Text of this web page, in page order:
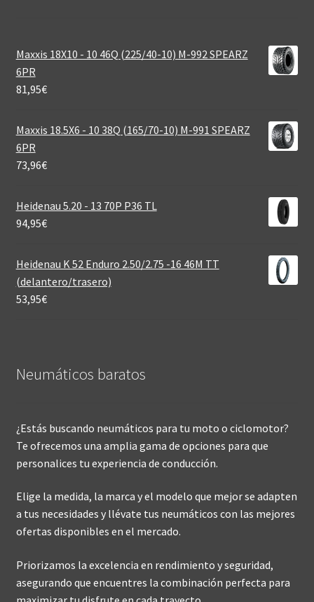
Maxxis 18X10 - 10 46Q (225/40-10) M-992 SPEARZ
6PR
81,95€
Maxxis 18.5X6 - 10 38Q (165/70-10) M-991 SPEARZ
6PR
73,96€
Heidenau 5.20 - 13 70P P36 TL
94,95€
Heidenau K 52 Enduro 2.50/2.75 -16 46M TT
(delantero/trasero)
53,95€
Neumáticos baratos
¿Estás buscando neumáticos para tu moto o ciclomotor?
Te ofrecemos una amplia gama de opciones para que
personalices tu experiencia de conducción.
Elige la medida, la marca y el modelo que mejor se adapten
a tus necesidades y llévate tus neumáticos con las mejores
ofertas disponibles en el mercado.
Priorizamos la excelencia en rendimiento y seguridad,
asegurando que encuentres la combinación perfecta para